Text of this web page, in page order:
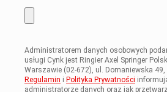
Administratorem danych osobowych
usługi Cynk jest Ringier Axel Springer
Warszawie (02-672), ul. Domaniewska
Regulamin i Polityka Prywatności
administratorze danych oraz jak